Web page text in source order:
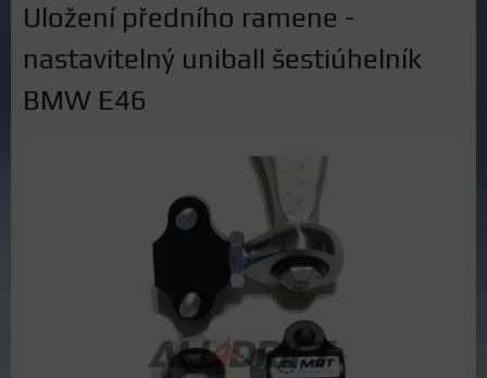
Uložení předního ramene -
nastavitelný uniball šestiúhelník
BMW E46